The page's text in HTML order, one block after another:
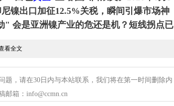
镍出口加征12.5%关税，瞬间引爆市场神
会是亚洲镍产业的危还是机？短线拐点已
条启动调查，对未有效实施 "强迫劳动" 产
列。作为全球最大镍生产国，印尼 2025
看全文
题，请在30日内与本站联系，我们将在第一时间删除内
邮箱：info@ccmn.cn